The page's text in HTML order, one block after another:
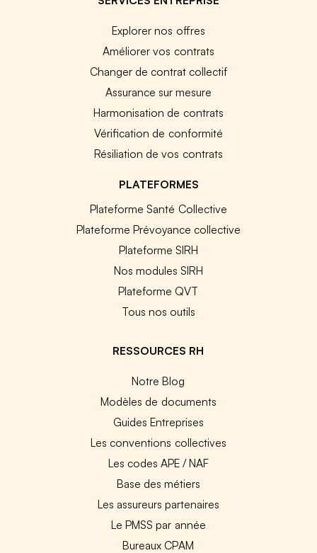
Explorer nos offres
Améliorer vos contrats
Changer de contrat collectif
Assurance sur mesure
Harmonisation de contrats
Vérification de conformité
Résiliation de vos contrats
PLATEFORMES
Plateforme Santé Collective
Plateforme Prévoyance collective
Plateforme SIRH
Nos modules SIRH
Plateforme QVT
Tous nos outils
RESSOURCES RH
Notre Blog
Modèles de documents
Guides Entreprises
Les conventions collectives
Les codes APE / NAF
Base des métiers
Les assureurs partenaires
Le PMSS par année
Bureaux CPAM